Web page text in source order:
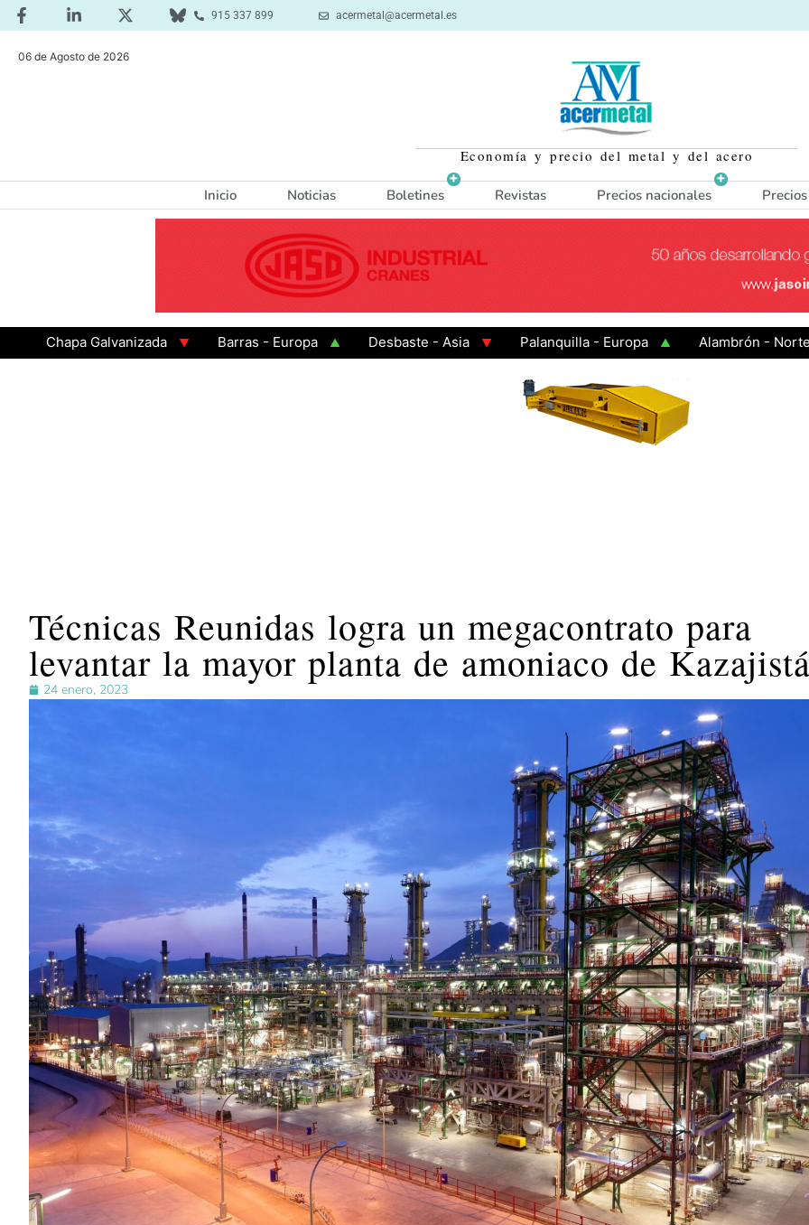
915 337 899 acermetal@acermetal.es
06 de Agosto de 2026
Economía y precio del metal y del acero
Inicio Noticias Boletines Revistas Precios nacionales
Chapa Galvanizada Barras - Europa Desbaste - Asia Palanquilla - Europa
Alambrón - Norte
Técnicas Reunidas logra un megacontrato para
levantar la mayor planta de amoniaco de
24 enero, 2023